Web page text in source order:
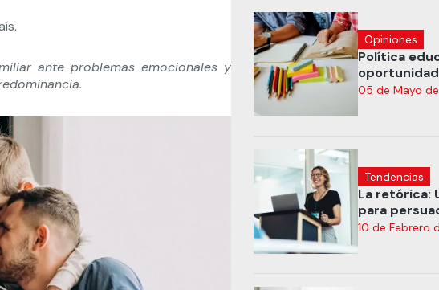
ante problemas emocionales y
Opiniones
Política
05 de Mayo
Tendencias
La retórica:
para
10 de Febrero